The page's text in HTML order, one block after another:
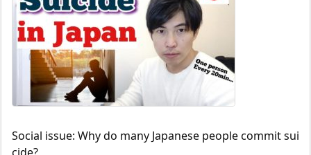
Social issue: Why do many Japanese people commit sui